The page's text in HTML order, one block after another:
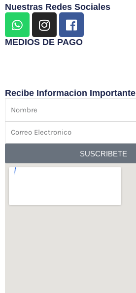
Nuestras Redes Sociales
W
h
a
p
I
n
s
r
F
a
c
o
MEDIOS DE PAGO
Recibe Informacion Importante
Nombre
Correo
Electronico
SUSCRIBETE